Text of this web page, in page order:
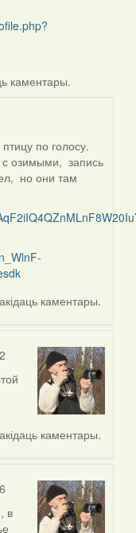
каментары.
по голосу.
озимыми, запись
но они там
каментары.
каментары.
в